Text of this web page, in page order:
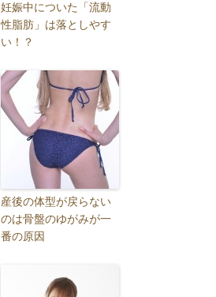
妊娠中についた「流動
性脂肪」は落としやす
い！？
産後の体型が戻らない
のは骨盤のゆがみが一
番の原因